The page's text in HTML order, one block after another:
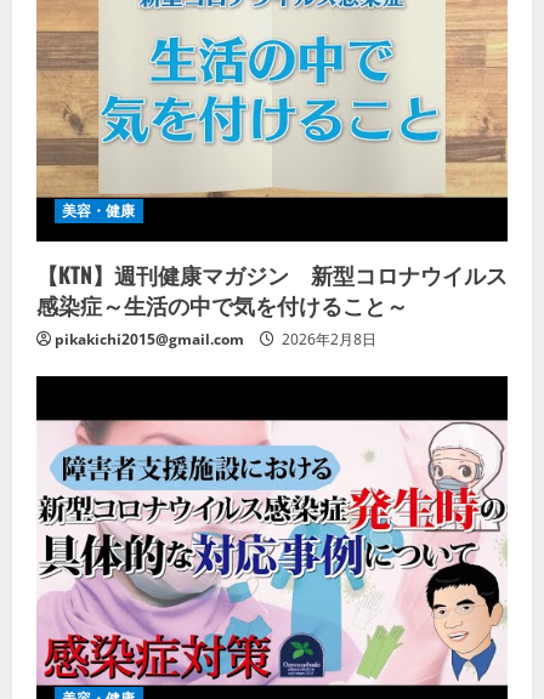
美容・健康
【KTN】週刊健康マガジン 新型コロナウイルス
感染症～生活の中で気を付けること～
pikakichi2015@gmail.com 2026年2月8日